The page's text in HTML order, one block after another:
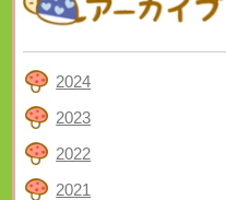
2024
2023
2022
2021